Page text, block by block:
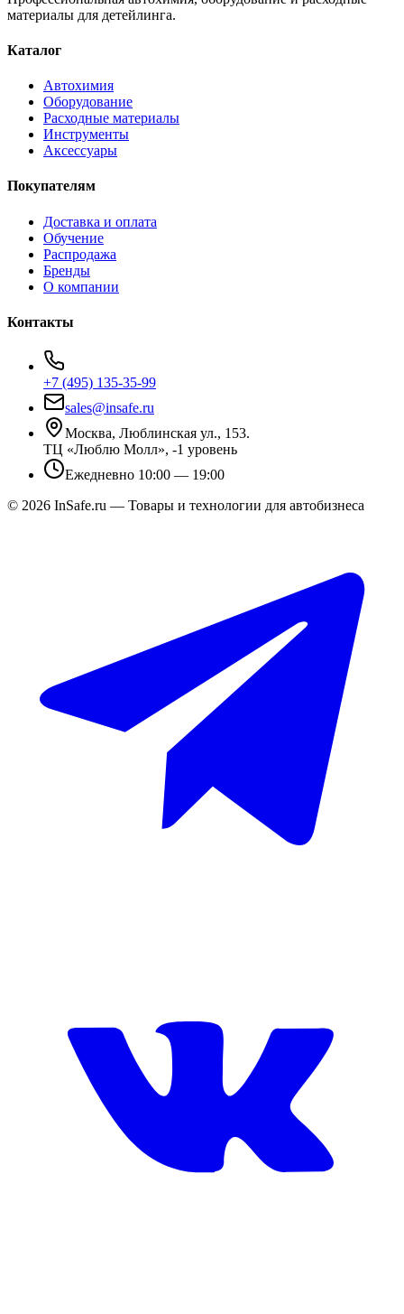
материалы для детейлинга.
Каталог
Автохимия
Оборудование
Расходные материалы
Инструменты
Аксессуары
Покупателям
Доставка и оплата
Обучение
Распродажа
Бренды
О компании
Контакты
+7 (495) 135-35-99
sales@insafe.ru
Москва, Люблинская ул., 153.
ТЦ «Люблю Молл», -1 уровень
Ежедневно 10:00 — 19:00
© 2026 InSafe.ru — Товары и технологии для автобизнеса